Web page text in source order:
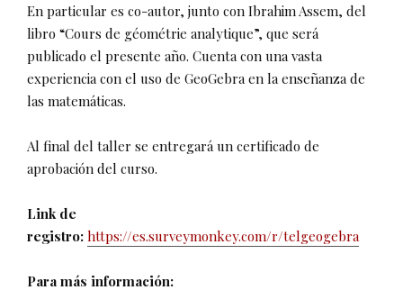
En particular es co-autor, junto con Ibrahim Assem, del
libro “Cours de géométrie analytique”, que será
publicado el presente año. Cuenta con una vasta
experiencia con el uso de GeoGebra en la enseñanza de
las matemáticas.
Al final del taller se entregará un certificado de
aprobación del curso.
Link de
registro: https://es.surveymonkey.com/r/telgeogebra
Para más información: